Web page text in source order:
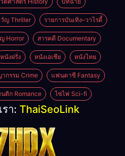
ญ Thriller รายการบันเทิง–วาไรตี้
Horror สารคดี Documentary
หนังฝรั่ง หนังเอเชีย หนังไทย
กรรม Crime แฟนตาซี Fantasy
ติก Romance ไซไฟ Sci-fi
า: ThaiSeoLink